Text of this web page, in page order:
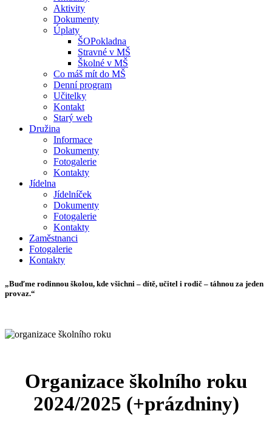
Aktivity
Dokumenty
Úplaty
ŠOPokladna
Stravné v MŠ
Školné v MŠ
Co máš mít do MŠ
Denní program
Učitelky
Kontakt
Starý web
Družina
Informace
Dokumenty
Fotogalerie
Kontakty
Jídelna
Jídelníček
Dokumenty
Fotogalerie
Kontakty
Zaměstnanci
Fotogalerie
Kontakty
„Buďme rodinnou školou, kde všichni – dítě, učitel i rodič – táhnou za jeden
provaz.“
Organizace školního roku
2024/2025 (+prázdniny)